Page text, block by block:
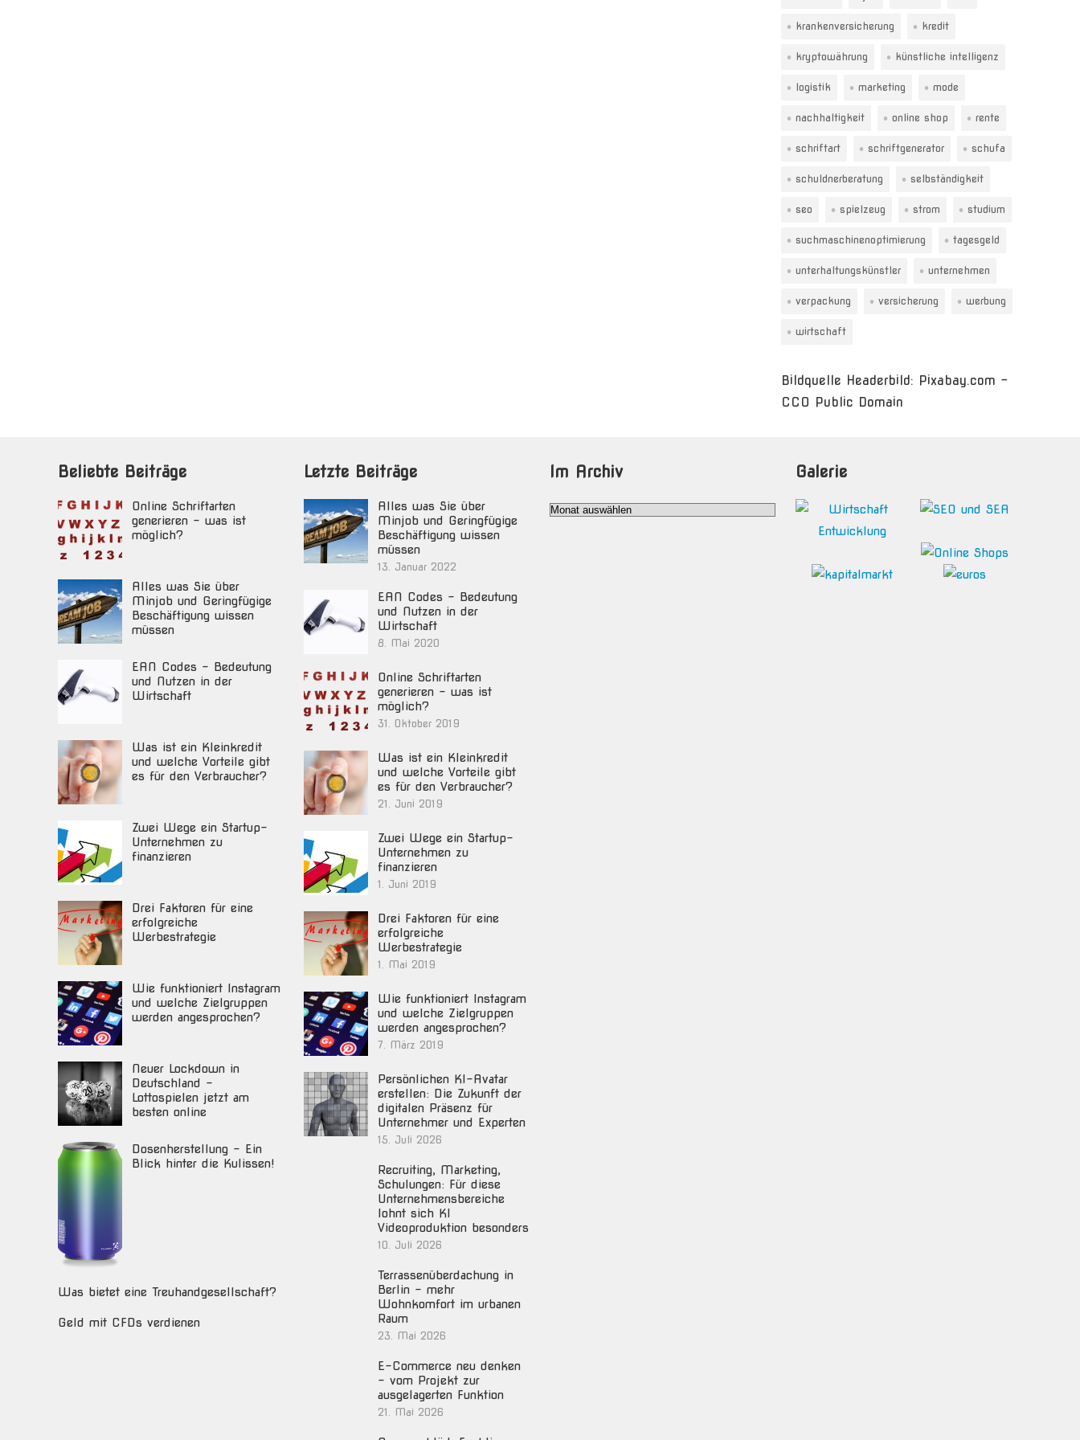
krankenversicherung kredit
kryptowährung künstliche intelligenz
logistik marketing mode
nachhaltigkeit online shop rente
schriftart schriftgenerator schufa
schuldnerberatung selbständigkeit
seo spielzeug strom studium
suchmaschinenoptimierung tagesgeld
unterhaltungskünstler unternehmen
verpackung versicherung werbung
wirtschaft
Bildquelle Headerbild: Pixabay.com -
CC0 Public Domain
Beliebte Beiträge
Online Schriftarten
generieren – was ist
möglich?
Alles was Sie über
Minjob und Geringfügige
Beschäftigung wissen
müssen
EAN Codes – Bedeutung
und Nutzen in der
Wirtschaft
Was ist ein Kleinkredit
und welche Vorteile gibt
es für den Verbraucher?
Zwei Wege ein Startup-
Unternehmen zu
finanzieren
Drei Faktoren für eine
erfolgreiche
Werbestrategie
Wie funktioniert Instagram
und welche Zielgruppen
werden angesprochen?
Neuer Lockdown in
Deutschland –
Lottospielen jetzt am
besten online
Dosenherstellung – Ein
Blick hinter die Kulissen!
Was bietet eine Treuhandgesellschaft?
Geld mit CFDs verdienen
Letzte Beiträge
Alles was Sie über
Minjob und Geringfügige
Beschäftigung wissen
müssen
13. Januar 2022
EAN Codes – Bedeutung
und Nutzen in der
Wirtschaft
8. Mai 2020
Online Schriftarten
generieren – was ist
möglich?
31. Oktober 2019
Was ist ein Kleinkredit
und welche Vorteile gibt
es für den Verbraucher?
21. Juni 2019
Zwei Wege ein Startup-
Unternehmen zu
finanzieren
1. Juni 2019
Drei Faktoren für eine
erfolgreiche
Werbestrategie
1. Mai 2019
Wie funktioniert Instagram
und welche Zielgruppen
werden angesprochen?
7. März 2019
Persönlichen KI-Avatar
erstellen: Die Zukunft der
digitalen Präsenz für
Unternehmer und Experten
15. Juli 2026
Recruiting, Marketing,
Schulungen: Für diese
Unternehmensbereiche
lohnt sich KI
Videoproduktion besonders
10. Juli 2026
Terrassenüberdachung in
Berlin – mehr
Wohnkomfort im urbanen
Raum
23. Mai 2026
E-Commerce neu denken
– vom Projekt zur
ausgelagerten Funktion
21. Mai 2026
Im Archiv
Im
Galerie